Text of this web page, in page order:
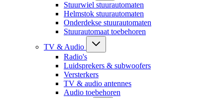
Stuurwiel stuurautomaten
Helmstok stuurautomaten
Onderdekse stuurautomaten
Stuurautomaat toebehoren
TV & Audio
Radio's
Luidsprekers & subwoofers
Versterkers
TV & audio antennes
Audio toebehoren